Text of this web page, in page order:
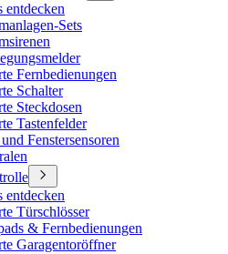
entdecken
Sets
Fernbedienungen
Schalter
Steckdosen
Tastenfelder
Fenstersensoren
entdecken
Türschlösser
& Fernbedienungen
Garagentoröffner